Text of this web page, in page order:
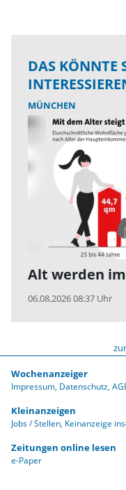
DAS KÖNNTE
MÜNCHEN
Alt werden
06.08.2026 08:37 Uhr
Wochenanzeiger
Impressum Datenschutz
Kleinanzeigen
Jobs / Stellen Keinanzeige
Zeitungen online lesen
e-Paper